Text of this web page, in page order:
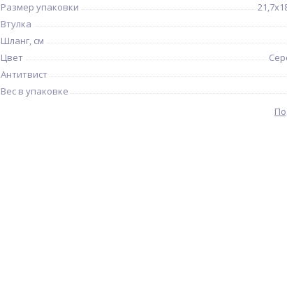
Размер упаковки
Втулка
Шланг, см
Цвет
Антитвист
Вес в упаковке